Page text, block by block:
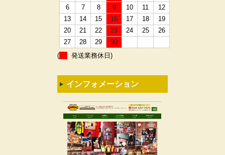
6
7 8 9 10 11
12
13
14 15 16 17 18
19
20
21 22 23 24 25
26
27
28 29
30
(
発送業務休日)
インフォメーション